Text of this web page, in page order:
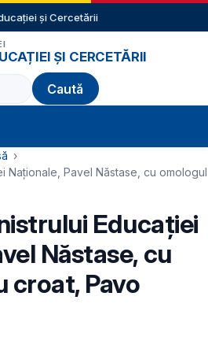
și Cercetării
ȘI CERCETĂRII
Naționale, Pavel Năstase, cu omologul
Educației
Năstase, cu
croat, Pavo